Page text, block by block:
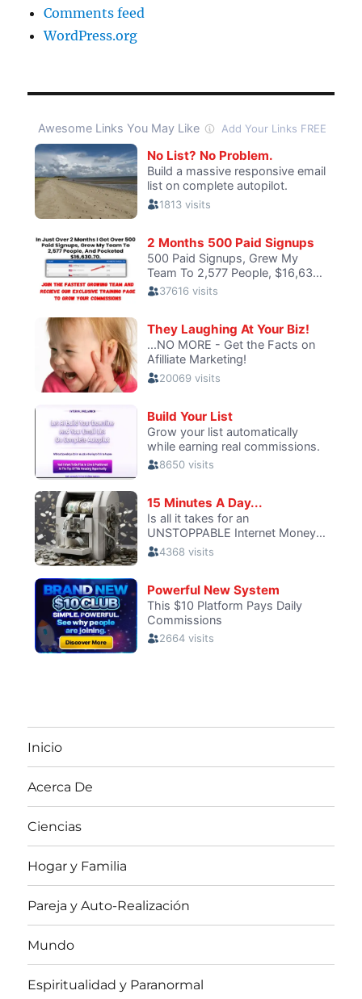
Comments feed
WordPress.org
Inicio
Acerca De
Ciencias
Hogar y Familia
Pareja y Auto-Realización
Mundo
Espiritualidad y Paranormal